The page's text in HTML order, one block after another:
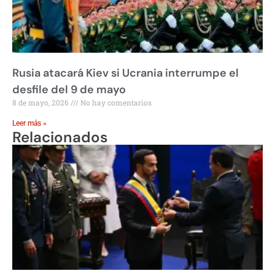
Rusia atacará Kiev si Ucrania interrumpe el
desfile del 9 de mayo
8 de mayo, 2026 No hay comentarios
Leer más »
Relacionados